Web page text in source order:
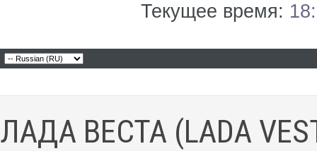
Текущее время:
ЛАДА ВЕСТА (LADA